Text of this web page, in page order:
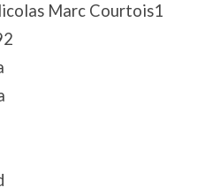
Marc Courtois1